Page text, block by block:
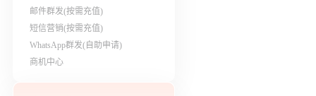
邮件群发(按需充值)
短信营销(按需充值)
WhatsApp群发(自助申请)
商机中心